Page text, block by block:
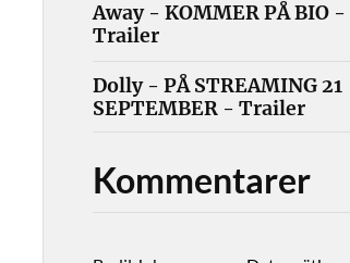
Away - KOMMER PÅ BIO -
Trailer
Dolly - PÅ STREAMING 21
SEPTEMBER - Trailer
Kommentarer